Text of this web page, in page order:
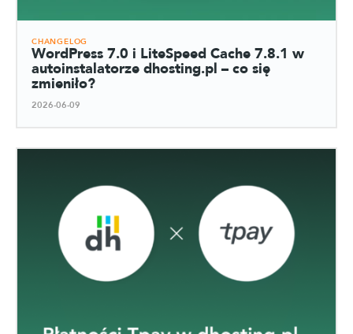
CHANGELOG
WordPress 7.0 i LiteSpeed Cache 7.8.1 w
autoinstalatorze dhosting.pl – co się
zmieniło?
2026-06-09